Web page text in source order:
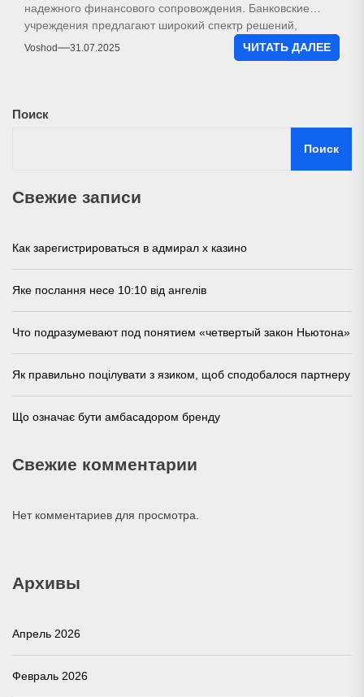
надежного финансового сопровождения. Банковские
учреждения предлагают широкий спектр решений,
которые помогают предпринимателям...
Voshod 31.07.2025 ЧИТАТЬ ДАЛЕЕ
Поиск
Поиск
Свежие записи
Как зарегистрироваться в адмирал х казино
Яке послання несе 10:10 від ангелів
Что подразумевают под понятием «четвертый закон Ньютона»
Як правильно поцілувати з язиком, щоб сподобалося партнеру
Що означає бути амбасадором бренду
Свежие комментарии
Нет комментариев для просмотра.
Архивы
Апрель 2026
Февраль 2026